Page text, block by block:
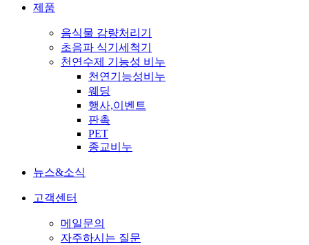
제품
음식물 감량처리기
초음파 식기세척기
천연수제 기능성 비누
천연기능성비누
웨딩
행사,이벤트
판촉
PET
종교비누
뉴스&소식
고객센터
메일문의
자주하시는 질문